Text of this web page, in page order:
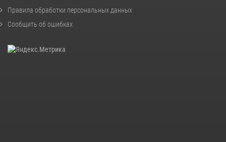
Правила обработки персональных данных
Сообщить об ошибках